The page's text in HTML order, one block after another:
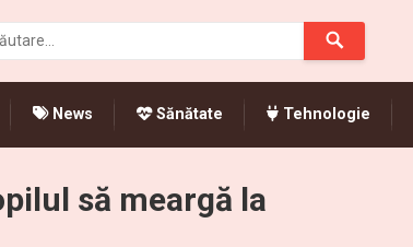
News Sănătate Tehnologie
să meargă la